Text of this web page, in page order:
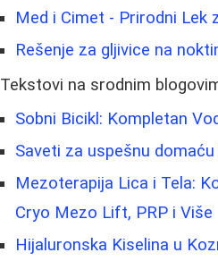
Med i Cimet - Prirodni Lek
Rešenje za gljivice na
Tekstovi na srodnim
Sobni Bicikl: Kompletan
Saveti za uspešnu
Mezoterapija Lica i Tela:
Cryo Mezo Lift, PRP i Više
Hijaluronska Kiselina u